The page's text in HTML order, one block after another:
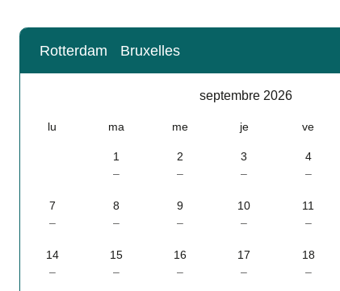
Calendrier-
Rotterdam Bruxelles
septembre 2026
lu ma me je ve
1
–
2
–
3
–
4
–
7
–
8
–
9
–
10
–
11
–
14
–
15
–
16
–
17
–
18
–